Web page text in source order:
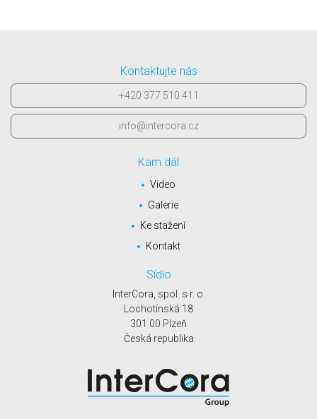
Kontaktujte nás
+420 377 510 411
info@intercora.cz
Kam dál
Video
Galerie
Ke stažení
Kontakt
Sídlo
InterCora, spol. s r. o.
Lochotínská 18
301 00 Plzeň
Česká republika